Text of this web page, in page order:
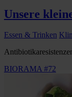
Unsere
Essen & Trinken
BIORAMA #72